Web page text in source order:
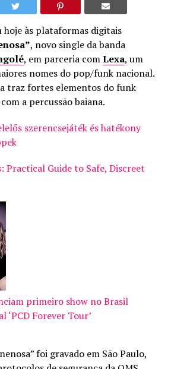
hoje às plataformas digitais
, novo single da banda
, em parceria comLexa, um
nomes do pop/funk nacional.
traz fortes elementos do funk
a percussão baiana.
szerencsejáték és hatékony
Practical Guide to Safe, Discreet
primeiro show no Brasil
‘PCD Forever Tour’
foi gravado em São Paulo,